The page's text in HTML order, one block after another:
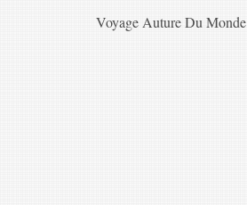
Voyage Auture Du Monde